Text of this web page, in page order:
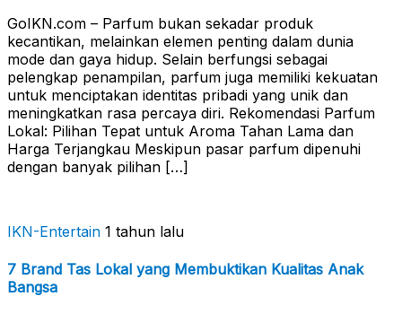
GoIKN.com – Parfum bukan sekadar produk
kecantikan, melainkan elemen penting dalam dunia
mode dan gaya hidup. Selain berfungsi sebagai
pelengkap penampilan, parfum juga memiliki kekuatan
untuk menciptakan identitas pribadi yang unik dan
meningkatkan rasa percaya diri. Rekomendasi Parfum
Lokal: Pilihan Tepat untuk Aroma Tahan Lama dan
Harga Terjangkau Meskipun pasar parfum dipenuhi
dengan banyak pilihan […]
IKN-Entertain 1 tahun lalu
7 Brand Tas Lokal yang Membuktikan Kualitas Anak
Bangsa